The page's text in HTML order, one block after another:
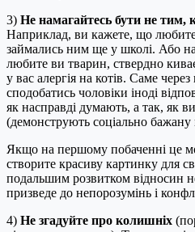
3) Не намагайтесь бути не тим,
Наприклад, ви кажете, що любите
займались ним ще у школі. Або
любите ви тварин, ствердно
у вас алергія на котів. Саме
сподобатись чоловіки іноді
як насправді думають, а так, як
(демонструють соціально бажану
Якщо на першому побаченні це
створите красиву картинку для
подальшим розвитком відносин
призведе до непорозумінь і
4) Не згадуйте про колишніх